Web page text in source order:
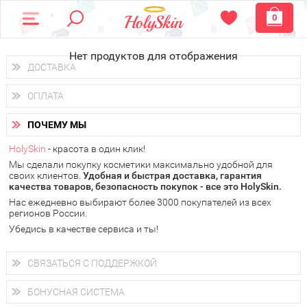
0
Нет продуктов для отображения
ДОСТАВКА
Доставка осуществляетсяпо всем городам России.
Вы можете выбрать доставку курьером, Почтой России или
получить заказ в пунктах выдачи PickPoint или пункте
самовывоза.
В 20 городах России доставка осуществляется ужена
следующий день.
у Вас всегда есть возможность получитьбесплатную
доставку от HolySkin.
подробнее об условиях доставки и оплаты в Вашем городе
ОПЛАТА
Вы можете оплатить свой заказ любым удобным способом:
наличными деньгами (
через интернет-банк (Альфа-банк, Сбербанк) и другими
электронными способами.
ПОЧЕМУ МЫ
HolySkin - красота в один клик!
Мы сделали покупку косметики максимально удобной для
своих клиентов. Удобная и быстрая доставка, гарантия
качества товаров, безопасность покупок - все это HolySkin.
Нас ежедневно выбирают более 3000 покупателей из всех
регионов России.
Убедись в качестве сервиса и ты!
СВЯЗАТЬСЯ С ПОДДЕРЖКОЙ
+7 (800) 707-24-55
Мы будем рады ответить на все Ваши вопросы по работе
магазина, проконсультировать по товарам, рассказать о
БОНУСНАЯ СИСТЕМА